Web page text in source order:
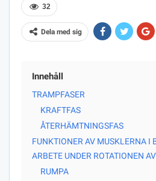
32
Dela med sig
Innehåll
TRAMPFASER
KRAFTFAS
ÅTERHÄMTNINGSFAS
FUNKTIONER AV MUSKLERNA I
ARBETE UNDER ROTATIONEN
RUMPA